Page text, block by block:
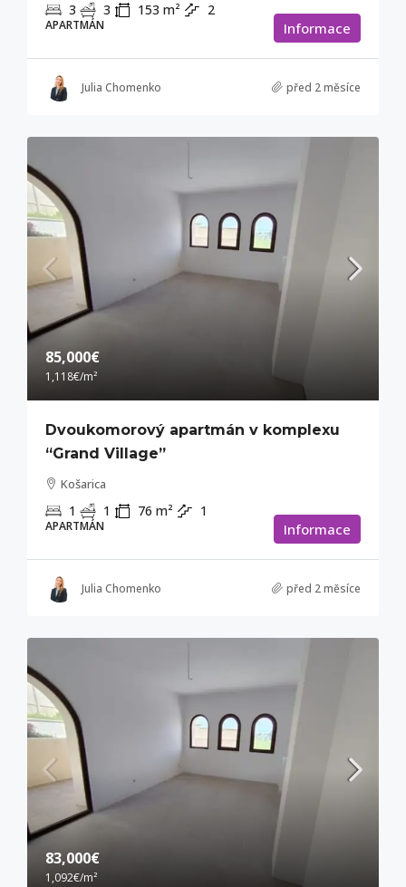
3 3 153 m² 2
APARTMÁN Informace
Julia Chomenko před 2 měsíce
85,000€
1,118€/m²
Dvoukomorový apartmán v komplexu
“Grand Village”
Košarica
1 1 76 m² 1
APARTMÁN Informace
Julia Chomenko před 2 měsíce
83,000€
1,092€/m²